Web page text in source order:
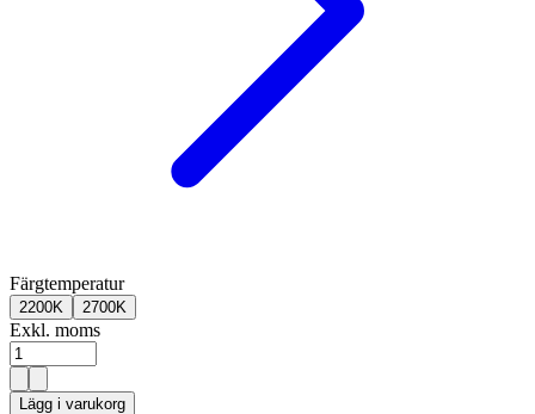
Färgtemperatur
2200K 2700K
Exkl. moms
Lägg i varukorg